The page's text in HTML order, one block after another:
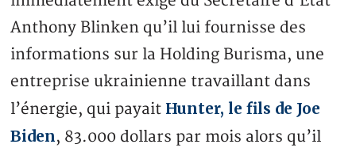
Anthony Blinken qu’il lui fournisse des
informations sur la Holding Burisma, une
entreprise ukrainienne travaillant dans
l’énergie, qui payait Hunter, le fils de Joe
Biden, 83.000 dollars par mois alors qu’il